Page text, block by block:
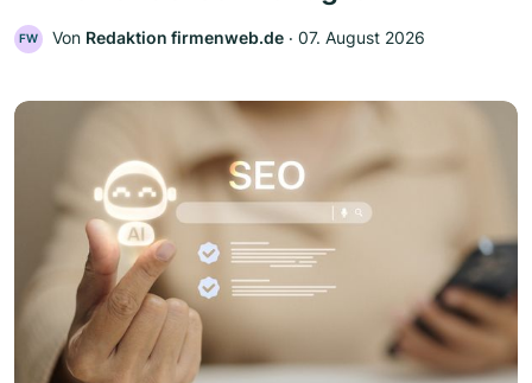
FW Von Redaktion firmenweb.de ‧ 07. August 2026